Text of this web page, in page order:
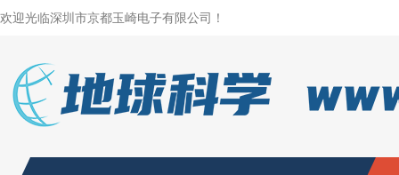
欢迎光临深圳市京都玉崎电子有限公司！